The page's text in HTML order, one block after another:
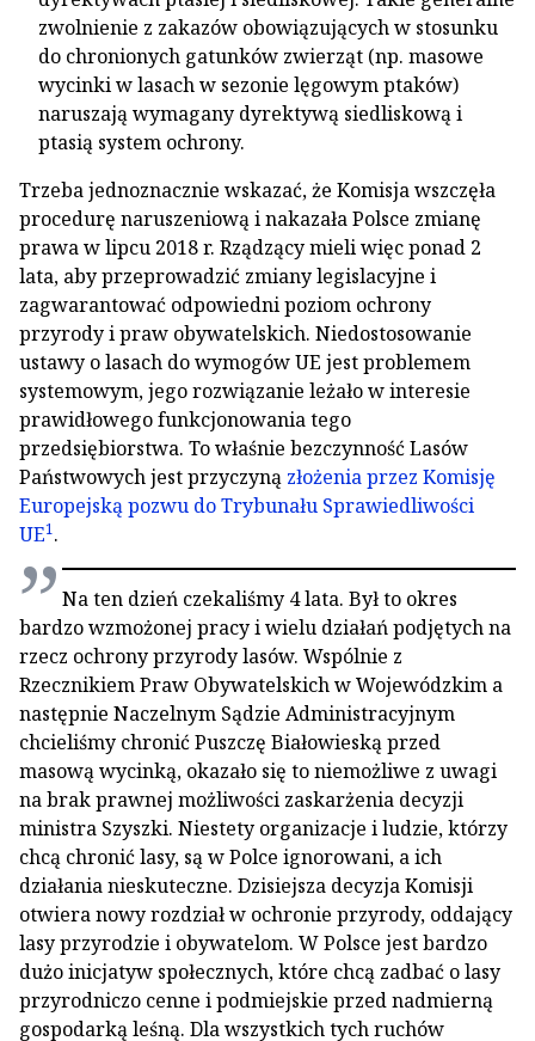
zwolnienie z zakazów obowiązujących w stosunku
do chronionych gatunków zwierząt (np. masowe
wycinki w lasach w sezonie lęgowym ptaków)
naruszają wymagany dyrektywą siedliskową i
ptasią system ochrony.
Trzeba jednoznacznie wskazać, że Komisja wszczęła
procedurę naruszeniową i nakazała Polsce zmianę
prawa w lipcu 2018 r. Rządzący mieli więc ponad 2
lata, aby przeprowadzić zmiany legislacyjne i
zagwarantować odpowiedni poziom ochrony
przyrody i praw obywatelskich. Niedostosowanie
ustawy o lasach do wymogów UE jest problemem
systemowym, jego rozwiązanie leżało w interesie
prawidłowego funkcjonowania tego
przedsiębiorstwa. To właśnie bezczynność Lasów
Państwowych jest przyczyną złożenia przez Komisję
Europejską pozwu do Trybunału Sprawiedliwości
UE1.
Na ten dzień czekaliśmy 4 lata. Był to okres
bardzo wzmożonej pracy i wielu działań podjętych na
rzecz ochrony przyrody lasów. Wspólnie z
Rzecznikiem Praw Obywatelskich w Wojewódzkim a
następnie Naczelnym Sądzie Administracyjnym
chcieliśmy chronić Puszczę Białowieską przed
masową wycinką, okazało się to niemożliwe z uwagi
na brak prawnej możliwości zaskarżenia decyzji
ministra Szyszki. Niestety organizacje i ludzie, którzy
chcą chronić lasy, są w Polce ignorowani, a ich
działania nieskuteczne. Dzisiejsza decyzja Komisji
otwiera nowy rozdział w ochronie przyrody, oddający
lasy przyrodzie i obywatelom. W Polsce jest bardzo
dużo inicjatyw społecznych, które chcą zadbać o lasy
przyrodniczo cenne i podmiejskie przed nadmierną
gospodarką leśną. Dla wszystkich tych ruchów